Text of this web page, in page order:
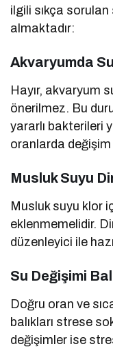
ilgili sıkça sorulan
almaktadır:
Akvaryumda
Hayır, akvaryum
önerilmez. Bu
yararlı bakterileri
oranlarda değişim
Musluk Suyu
Musluk suyu klor
eklenmemelidir.
düzenleyici ile
Su Değişimi
Doğru oran ve
balıkları strese
değişimler ise